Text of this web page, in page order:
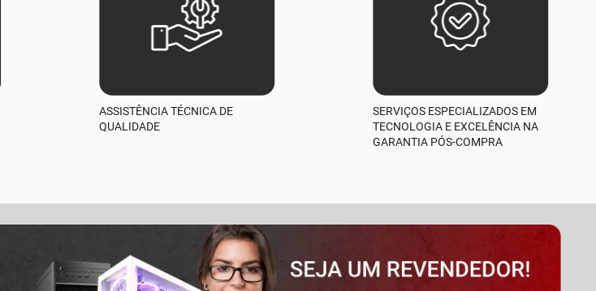
ASSISTÊNCIA TÉCNICA DE
QUALIDADE
SERVIÇOS ESPECIALIZADOS EM
TECNOLOGIA E EXCELÊNCIA NA
GARANTIA PÓS-COMPRA